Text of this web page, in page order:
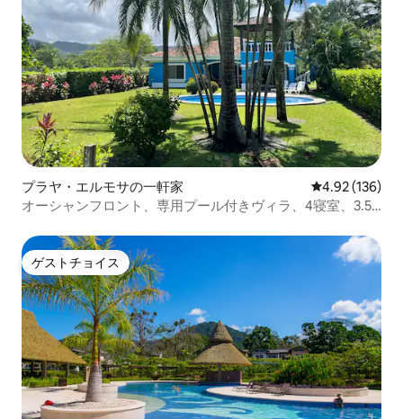
プラヤ・エルモサの一軒家 レビュー136
4.92 (136)
オーシャンフロント、専用プール付きヴィラ、4寝室、3.5
ゲストチョイス
ゲストチョイス